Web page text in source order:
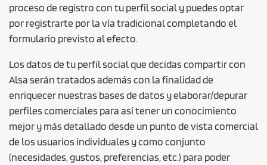
proceso de registro con tu perfil social y puedes optar
por registrarte por la vía tradicional completando el
formulario previsto al efecto.
Los datos de tu perfil social que decidas compartir con
Alsa serán tratados además con la finalidad de
enriquecer nuestras bases de datos y elaborar/depurar
perfiles comerciales para así tener un conocimiento
mejor y más detallado desde un punto de vista comercial
de los usuarios individuales y como conjunto
(necesidades, gustos, preferencias, etc.) para poder